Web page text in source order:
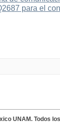
para el
UNAM. Todos